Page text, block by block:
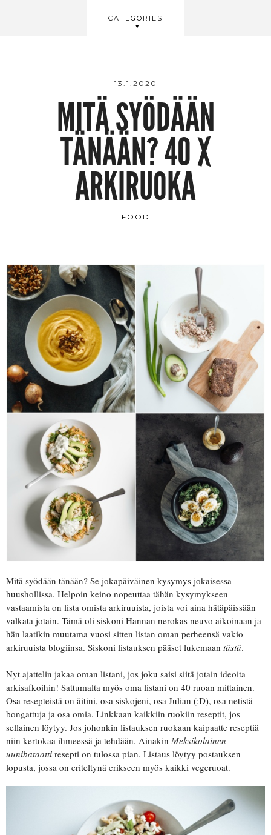
CATEGORIES
BEAUTY
13.1.2020
MITÄ SYÖDÄÄN
TÄNÄÄN? 40 X
ARKIRUOKA
FOOD
Mitä syödään tänään? Se jokapäiväinen kysymys jokaisessa
huushollissa. Helpoin keino nopeuttaa tähän kysymykseen
vastaamista on lista omista arkiruuista, joista voi aina hätäpäissään
valkata jotain. Tämä oli siskoni Hannan nerokas neuvo aikoinaan ja
hän laatikin muutama vuosi sitten listan oman perheensä vakio
arkiruuista blogiinsa. Siskoni listauksen pääset lukemaan tästä.
Nyt ajattelin jakaa oman listani, jos joku saisi siitä jotain ideoita
arkisafkoihin! Sattumalta myös oma listani on 40 ruoan mittainen.
Osa resepteistä on äitini, osa siskojeni, osa Julian (:D), osa netistä
bongattuja ja osa omia. Linkkaan kaikkiin ruokiin reseptit, jos
sellainen löytyy. Jos johonkin listauksen ruokaan kaipaatte reseptiä
niin kertokaa ihmeessä ja tehdään. Ainakin Meksikolainen
uunibataatti resepti on tulossa pian. Listaus löytyy postauksen
lopusta, jossa on eriteltynä erikseen myös kaikki vegeruoat.